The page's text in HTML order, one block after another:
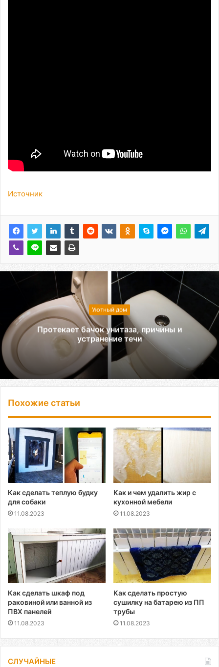
Источник
Уютный дом
Протекает бачок унитаза, причины и
устранение течи
Похожие статьи
Как сделать теплую будку
для собаки
11.08.2023
Как и чем удалить жир с
кухонной мебели
11.08.2023
Как сделать шкаф под
раковиной или ванной из
ПВХ панелей
11.08.2023
Как сделать простую
сушилку на батарею из ПП
трубы
11.08.2023
СЛУЧАЙНЫЕ